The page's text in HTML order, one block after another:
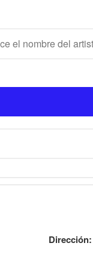
Dirección: